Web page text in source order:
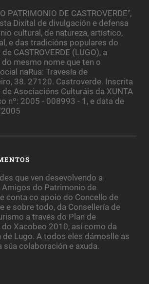
PATRIMONIO DE CASTROVERDE",
Dixital de divulgación e defensa
cultural, de natureza, artístico,
e das tradicións populares do
de CASTROVERDE (LUGO), a
mesmo nome que ten o
naRua: Travesía de
38. 27120. Castroverde. Inscrita
de Asociacións Culturáis da XUNTA
nº: 2005 - 008993 - 1, e data de
que ven desevolvendo a
Amigos do Patrimonio de
conta co apoio do Concello de
e sobre todo, da Consellería de
a través do Plan de
Xacobeo 2010, así como da
de Lugo. A todos eles dámoslle as
súa colaboración e axuda.